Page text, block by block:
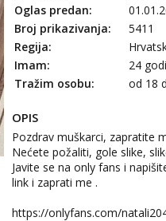
Oglas predan:
Broj prikazivanja:
5411
Regija:
Imam:
24
Tražim osobu:
od 18
OPIS
Pozdrav muškarci, zapratite
Nećete požaliti, gole slike,
Javite se na only fans i
link i zaprati me .
https://onlyfans.com/